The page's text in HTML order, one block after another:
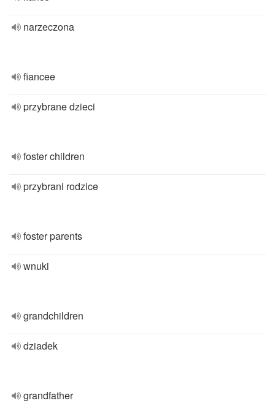
narzeczona
fiancee
przybrane dzieci
foster children
przybrani rodzice
foster parents
wnuki
grandchildren
dziadek
grandfather